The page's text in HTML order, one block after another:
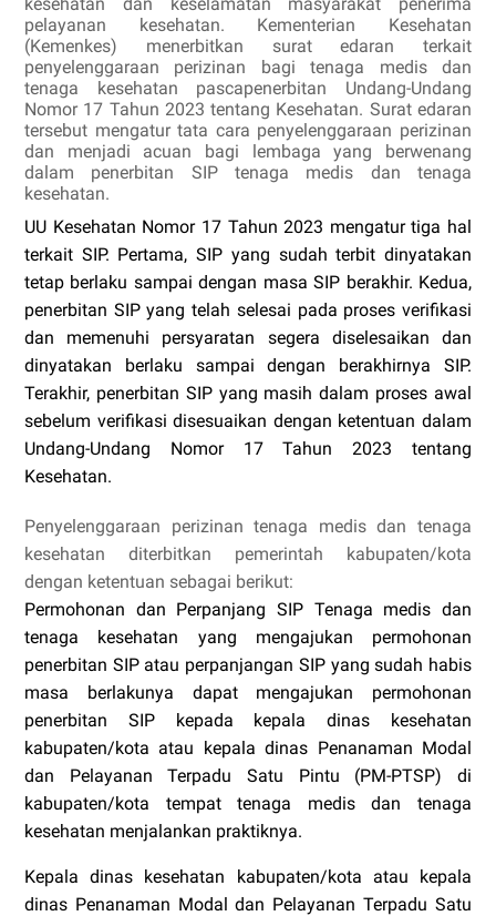
pelayanan kesehatan. Kementerian Kesehatan
(Kemenkes) menerbitkan surat edaran terkait
penyelenggaraan perizinan bagi tenaga medis dan
tenaga kesehatan pascapenerbitan Undang-Undang
Nomor 17 Tahun 2023 tentang Kesehatan. Surat edaran
tersebut mengatur tata cara penyelenggaraan perizinan
dan menjadi acuan bagi lembaga yang berwenang
dalam penerbitan SIP tenaga medis dan tenaga
kesehatan.
UU Kesehatan Nomor 17 Tahun 2023 mengatur tiga hal
terkait SIP. Pertama, SIP yang sudah terbit dinyatakan
tetap berlaku sampai dengan masa SIP berakhir. Kedua,
penerbitan SIP yang telah selesai pada proses verifikasi
dan memenuhi persyaratan segera diselesaikan dan
dinyatakan berlaku sampai dengan berakhirnya SIP.
Terakhir, penerbitan SIP yang masih dalam proses awal
sebelum verifikasi disesuaikan dengan ketentuan dalam
Undang-Undang Nomor 17 Tahun 2023 tentang
Kesehatan.
Penyelenggaraan perizinan tenaga medis dan tenaga
kesehatan diterbitkan pemerintah kabupaten/kota
dengan ketentuan sebagai berikut:
Permohonan dan Perpanjang SIP Tenaga medis dan
tenaga kesehatan yang mengajukan permohonan
penerbitan SIP atau perpanjangan SIP yang sudah habis
masa berlakunya dapat mengajukan permohonan
penerbitan SIP kepada kepala dinas kesehatan
kabupaten/kota atau kepala dinas Penanaman Modal
dan Pelayanan Terpadu Satu Pintu (PM-PTSP) di
kabupaten/kota tempat tenaga medis dan tenaga
kesehatan menjalankan praktiknya.
Kepala dinas kesehatan kabupaten/kota atau kepala
dinas Penanaman Modal dan Pelayanan Terpadu Satu